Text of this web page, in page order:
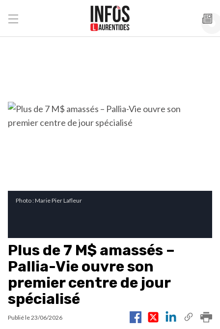
Photo : Marie Pier Lafleur
Plus de 7 M$ amassés –
Pallia-Vie ouvre son
premier centre de jour
spécialisé
Publié le23/06/2026